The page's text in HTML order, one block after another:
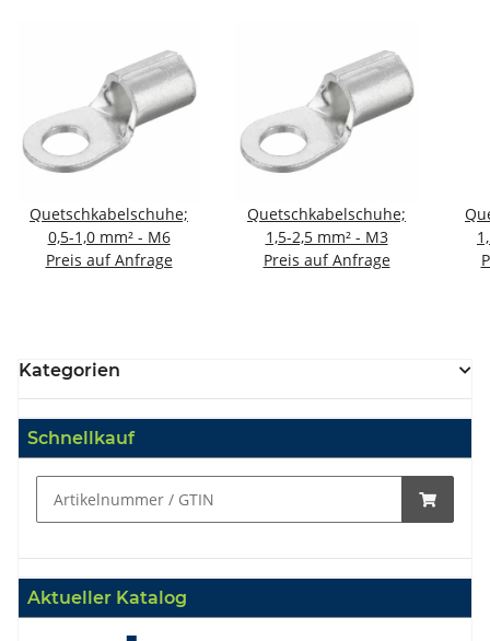
Quetschkabelschuhe;
0,5-1,0 mm² - M6
Preis auf Anfrage
Quetschkabelschuhe;
1,5-2,5 mm² - M3
Preis auf Anfrage
Kategorien
Schnellkauf
Aktueller Katalog